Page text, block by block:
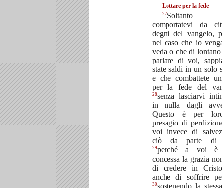
Lottare per la fede
27Soltanto
comportatevi da
degni del vangelo,
nel caso che io
veda o che di lontano
parlare di voi,
state saldi in un solo
e che combattete
per la fede del
28senza lasciarvi
in nulla dagli
Questo è per
presagio di
voi invece di
ciò da parte di
29perché a voi è
concessa la grazia
di credere in
anche di soffrire
30sostenendo la